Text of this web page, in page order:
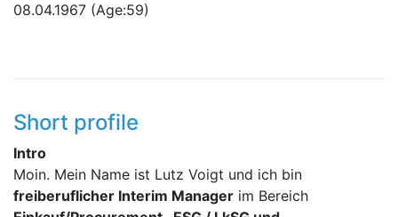
08.04.1967 (Age:59)
Short profile
Intro
Moin. Mein Name ist Lutz Voigt und ich bin
freiberuflicher Interim Manager im Bereich